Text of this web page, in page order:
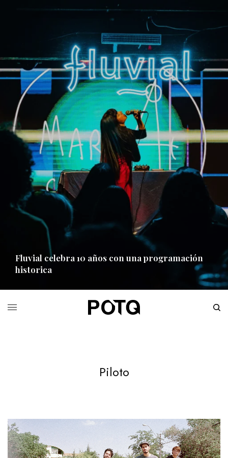
Fluvial celebra 10 años con una programación
historica
Piloto